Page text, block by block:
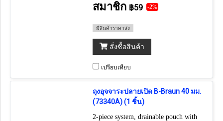
สมาชิก ฿59 -2%
มีสินค้าราคาส่ง
สั่งซื้อสินค้า
เปรียบเทียบ
ถุงอุจจาระปลายเปิด B-Braun 40 มม.
(73340A) (1 ชิ้น)
2-piece system, drainable pouch with